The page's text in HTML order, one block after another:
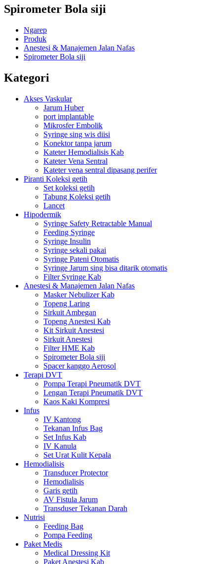
Spirometer Bola siji
Ngarep
Produk
Anestesi & Manajemen Jalan Nafas
Spirometer Bola siji
Kategori
Akses Vaskular
Jarum Huber
port implantable
Mikrosfer Embolik
Syringe sing wis diisi
Konektor tanpa jarum
Kateter Hemodialisis Kab
Kateter Vena Sentral
Kateter vena sentral dipasang perifer
Piranti Koleksi getih
Set koleksi getih
Tabung Koleksi getih
Lancet
Hipodermik
Syringe Safety Retractable Manual
Feeding Syringe
Syringe Insulin
Syringe sekali pakai
Syringe Pateni Otomatis
Syringe Jarum sing bisa ditarik otomatis
Filter Syringe Kab
Anestesi & Manajemen Jalan Nafas
Masker Nebulizer Kab
Topeng Laring
Sirkuit Ambegan
Topeng Anestesi Kab
Kit Sirkuit Anestesi
Sirkuit Anestesi
Filter HME Kab
Spirometer Bola siji
Spacer kanggo Aerosol
Terapi DVT
Pompa Terapi Pneumatik DVT
Lengan Terapi Pneumatik DVT
Kaos Kaki Kompresi
Infus
IV Kantong
Tekanan Infus Bag
Set Infus Kab
IV Kanula
Set Urat Kulit Kepala
Hemodialisis
Transducer Protector
Hemodialisis
Garis getih
AV Fistula Jarum
Transduser Tekanan Darah
Nutrisi
Feeding Bag
Pompa Feeding
Paket Medis
Medical Dressing Kit
Paket Anestesi Kab